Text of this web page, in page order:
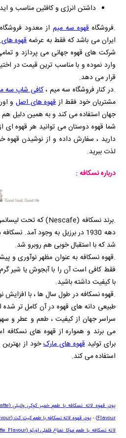
داشتن انرژی و کافئین مناسب و
.فروشگاهقهوه سه میماز معدود
ایران می باشد که فقط به عرضهقهوه های
شرکت های قهوه جهانی می پردازد و
وارد نموده و با مناسب ترین قیمت در
قرار می دهد.
.در کنار فروشگاه سه میم ،کافی شاپ سه
مشتریان خود فقط ازقهوه های اصل و
جهان استفاده می کند و به همین دلیل
شما قهوه دوستان می توانید هر قهوه
دارید ، سفارش داده و از نوشیدن قهوه
لذت ببرید.
درباره نسکافه :
.برند نسکافه (Nescafe)که تحت لیسانس
شد که با استقبال خوبی هم روبرو شد.
.قهوه نسکافه به عنوان مظهر نوآوری و
فقط کافی است آن را با آبجوش یا شیر
با کیفیت داشته باشید.
.قهوه نسکافه در طول سال ها ، با
طبیعی دانه های قهوه در آن کامل تر
سراسر جهان از کیفیت ، طعم و عطر و
می برند و همواره از قهوه های نسکافه
برای تولیدقهوه های مارکخود از
استفاده می کند.
پودر قهوه لاته نسکافه با طعم خمیر کوکی وانیلی
Flavour)
-پودر قهوه لاته نسکافه با طعم کیت کت
لاته نسکافه با طعم موکا نعناع فلفلی اورئوFlavour)